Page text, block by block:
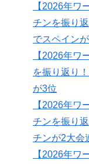
【2026年ワ
チンを振り
でスペイン
【2026年ワ
を振り返り
が3位
【2026年ワ
チンを振り
チンが2大会
【2026年ワ